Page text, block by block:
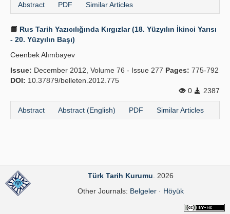
Abstract PDF Similar Articles
Rus Tarih Yazıcılığında Kırgızlar (18. Yüzyılın İkinci Yarısı
- 20. Yüzyılın Başı)
Ceenbek Alımbayev
Issue: December 2012, Volume 76 - Issue 277 Pages: 775-792
DOI: 10.37879/belleten.2012.775
0
2387
Abstract Abstract (English) PDF Similar Articles
Türk Tarih Kurumu . 2026
Other Journals: Belgeler· Höyük